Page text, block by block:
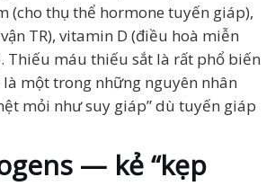
(cho thụ thể hormone tuyến giáp),
TR), vitamin D (điều hoà miễn
Thiếu máu thiếu sắt là rất phổ biến
là một trong những nguyên nhân
mỏi như suy giáp” dù tuyến giáp
— kẻ “kẹp